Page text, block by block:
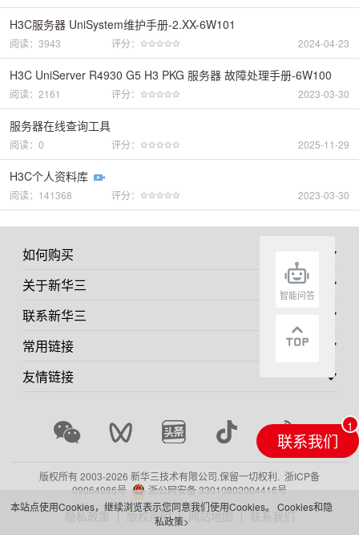
H3C服务器 UniSystem维护手册-2.XX-6W101
阅读：3943 评分： 2024-04-23
H3C UniServer R4930 G5 H3 PKG 服务器 故障处理手册-6W100
阅读：2161 评分： 2023-03-30
服务器在线查询工具
阅读：0 评分： 2025-11-29
H3C个人资料库
阅读：141368 评分： 2023-03-30
如何购买
关于新华三
联系新华三
常用链接
友情链接
版权所有 2003-2026 新华三技术有限公司.保留一切权利. 浙ICP备
09064986号
浙公网安备 33010802004416号
隐私政策 版权声明 网站地图 联系我们
联系我们
本站点使用Cookies，继续浏览表示您同意我们使用Cookies。 Cookies和隐
私政策>
智能问答